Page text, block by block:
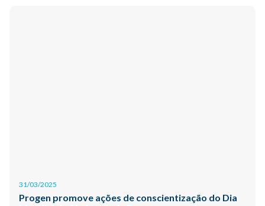
31/03/2025
Progen promove ações de conscientização do Dia